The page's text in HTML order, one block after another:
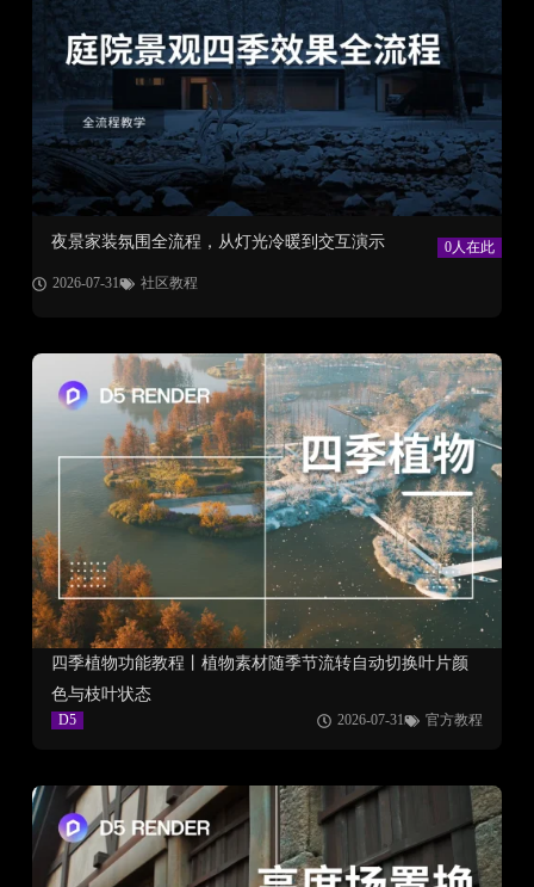
夜景家装氛围全流程，从灯光冷暖到交互演示 0人在此
2026-07-31 社区教程
四季植物功能教程丨植物素材随季节流转自动切换叶片颜
色与枝叶状态
D5 2026-07-31 官方教程